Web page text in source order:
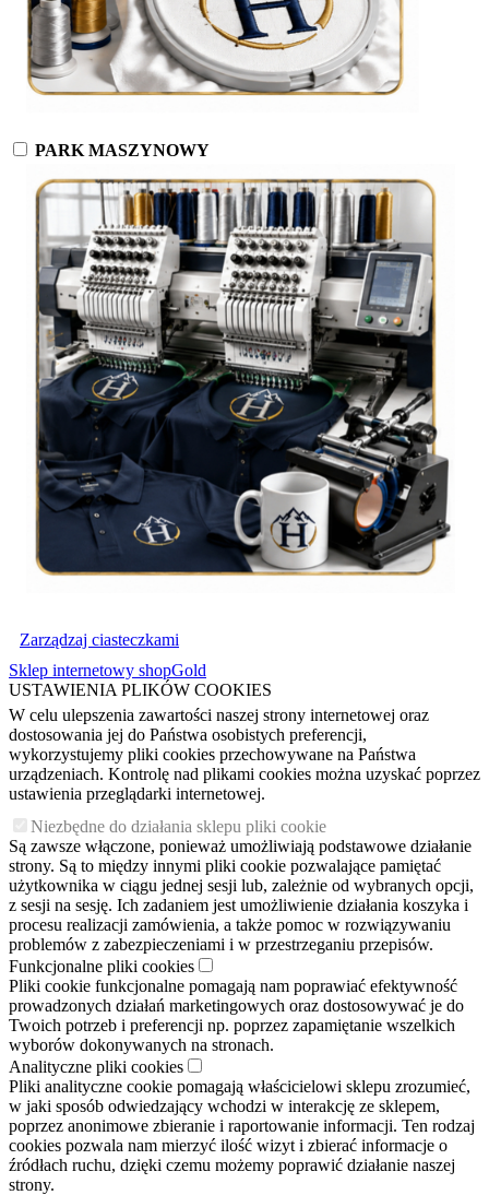
PARK MASZYNOWY
Zarządzaj ciasteczkami
Sklep internetowy shopGold
USTAWIENIA PLIKÓW COOKIES
W celu ulepszenia zawartości naszej strony internetowej oraz
dostosowania jej do Państwa osobistych preferencji,
wykorzystujemy pliki cookies przechowywane na Państwa
urządzeniach. Kontrolę nad plikami cookies można uzyskać poprzez
ustawienia przeglądarki internetowej.
Niezbędne do działania sklepu pliki cookie
Są zawsze włączone, ponieważ umożliwiają podstawowe działanie
strony. Są to między innymi pliki cookie pozwalające pamiętać
użytkownika w ciągu jednej sesji lub, zależnie od wybranych opcji,
z sesji na sesję. Ich zadaniem jest umożliwienie działania koszyka i
procesu realizacji zamówienia, a także pomoc w rozwiązywaniu
problemów z zabezpieczeniami i w przestrzeganiu przepisów.
Funkcjonalne pliki cookies
Pliki cookie funkcjonalne pomagają nam poprawiać efektywność
prowadzonych działań marketingowych oraz dostosowywać je do
Twoich potrzeb i preferencji np. poprzez zapamiętanie wszelkich
wyborów dokonywanych na stronach.
Analityczne pliki cookies
Pliki analityczne cookie pomagają właścicielowi sklepu zrozumieć,
w jaki sposób odwiedzający wchodzi w interakcję ze sklepem,
poprzez anonimowe zbieranie i raportowanie informacji. Ten rodzaj
cookies pozwala nam mierzyć ilość wizyt i zbierać informacje o
źródłach ruchu, dzięki czemu możemy poprawić działanie naszej
strony.